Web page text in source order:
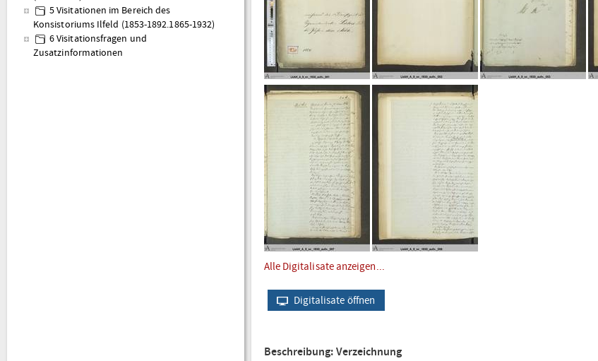
5 Visitationen im Bereich des
Konsistoriums Ilfeld (1853-1892.1865-1932)
6 Visitationsfragen und
Zusatzinformationen
Alle Digitalisate anzeigen...
Digitalisate öffnen
Beschreibung: Verzeichnung